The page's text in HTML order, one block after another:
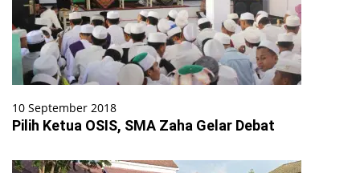
10 September 2018
Pilih Ketua OSIS, SMA Zaha Gelar Debat